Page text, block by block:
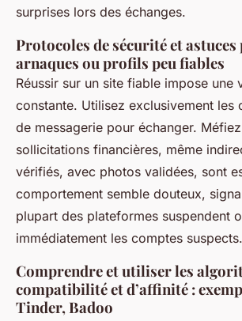
surprises lors des échanges.
Protocoles de sécurité et
arnaques ou profils peu fiables
Réussir sur un site fiable impose une
constante. Utilisez exclusivement les
de messagerie pour échanger.
sollicitations financières, même
vérifiés, avec photos validées, sont
comportement semble douteux,
plupart des plateformes suspendent
immédiatement les comptes suspects.
Comprendre et utiliser les
compatibilité et d’affinité :
Tinder, Badoo